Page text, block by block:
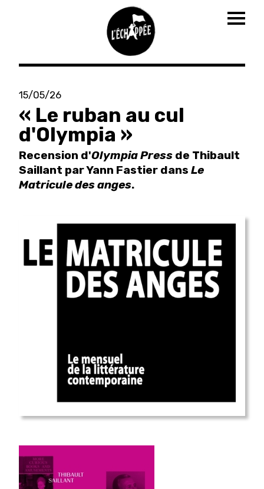
Aller
contenu
principal
15/05/26
« Le ruban au cul
d'Olympia »
Recension d'Olympia Press de Thibault
Saillant par Yann Fastier dans Le
Matricule des anges.